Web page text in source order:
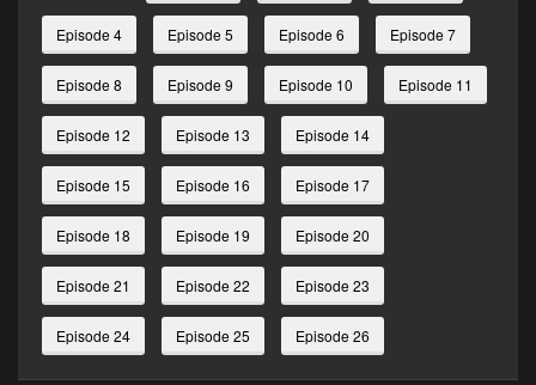
Episode 4 Episode 5 Episode 6 Episode 7
Episode 8 Episode 9 Episode 10 Episode 11
Episode 12 Episode 13 Episode 14
Episode 15 Episode 16 Episode 17
Episode 18 Episode 19 Episode 20
Episode 21 Episode 22 Episode 23
Episode 24 Episode 25 Episode 26